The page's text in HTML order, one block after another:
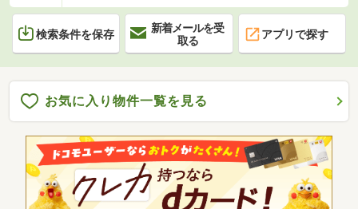
検索条件を保存
新着メールを受
取る
アプリで探す
お気に入り物件一覧を見る